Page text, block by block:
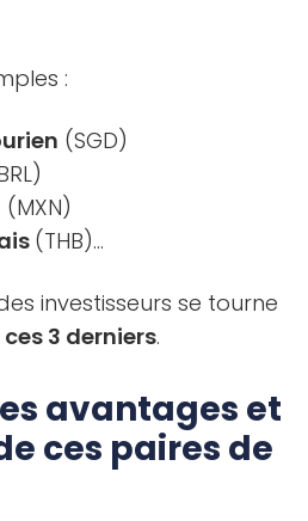
:
(SGD)
(MXN)
(THB)…
investisseurs se tourne
ces 3 derniers.
avantages et
ces paires de